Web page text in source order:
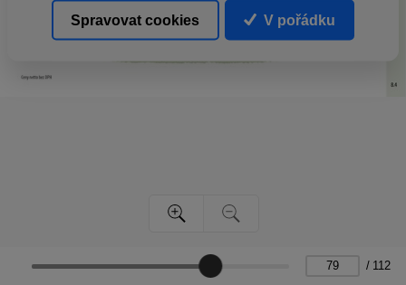
/ 112
Spravovat cookies V pořádku